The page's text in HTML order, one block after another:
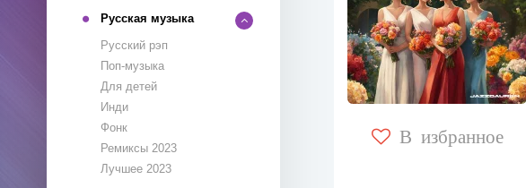
Русская музыка
Русский рэп
Поп-музыка
Для детей
Инди
Фонк
Ремиксы 2023
Лучшее 2023
В избранное